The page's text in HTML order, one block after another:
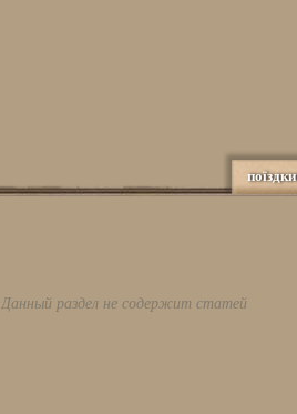
поїздки
Данный раздел не содержит статей